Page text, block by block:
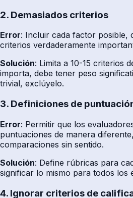
2. Demasiados criterios
Error: Incluir cada factor posible,
criterios verdaderamente
Solución: Limita a 10-15 criterios
importa, debe tener peso
trivial, exclúyelo.
3. Definiciones de
Error: Permitir que los
puntuaciones de manera
comparaciones sin sentido.
Solución: Define rúbricas para
significar lo mismo para todos los
4. Ignorar criterios de